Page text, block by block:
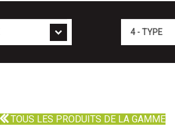
TOUS LES PRODUITS DE LA GAMME